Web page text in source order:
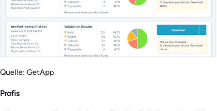
Quelle: GetApp
Profis